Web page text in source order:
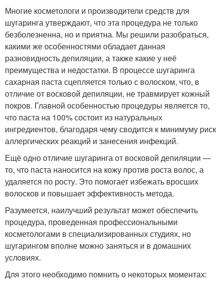
Многие косметологи и производители средств для
шугаринга утверждают, что эта процедура не только
безболезненна, но и приятна. Мы решили разобраться,
какими же особенностями обладает данная
разновидность депиляции, а также какие у неё
преимущества и недостатки. В процессе шугаринга
сахарная паста сцепляется только с волоском, что, в
отличие от восковой депиляции, не травмирует кожный
покров. Главной особенностью процедуры является то,
что паста на 100% состоит из натуральных
ингредиентов, благодаря чему сводится к минимуму риск
аллергических реакций и занесения инфекций.
Ещё одно отличие шугаринга от восковой депиляции —
то, что паста наносится на кожу против роста волос, а
удаляется по росту. Это помогает избежать вросших
волосков и повышает эффективность метода.
Разумеется, наилучший результат может обеспечить
процедура, проведенная профессиональными
косметологами в специализированных студиях, но
шугарингом вполне можно заняться и в домашних
условиях.
Для этого необходимо помнить о некоторых моментах: